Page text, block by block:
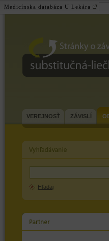
substitučná-
VEREJNOSŤ ZÁVISLÍ
Hľadaj
Medicínska databáza U Lekára